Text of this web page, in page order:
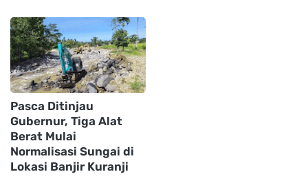
Pasca Ditinjau
Gubernur, Tiga Alat
Berat Mulai
Normalisasi Sungai di
Lokasi Banjir Kuranji